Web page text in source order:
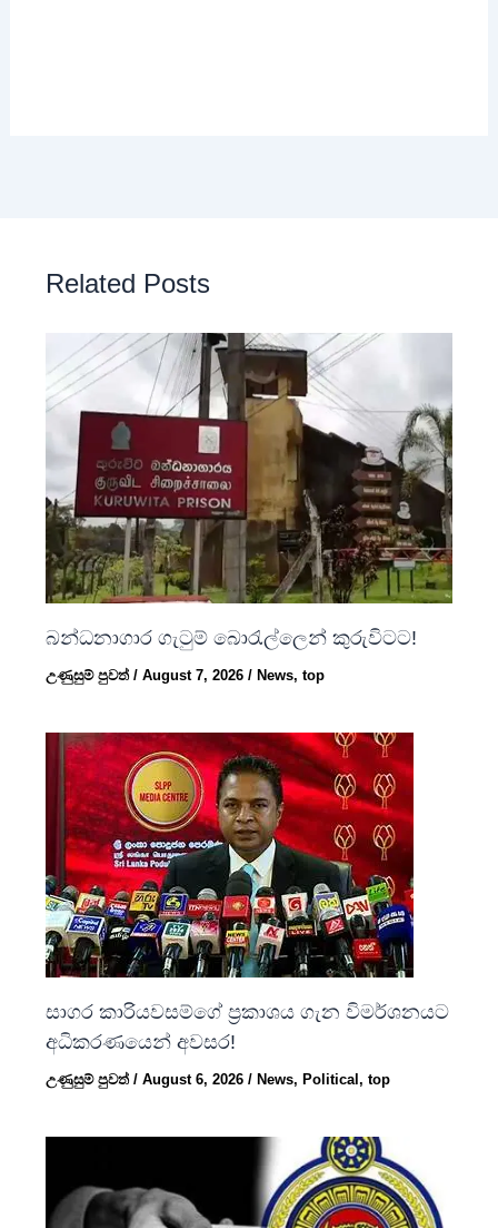
Related Posts
බන්ධනාගාර ගැටුම් බොරැල්ලෙන් කුරුවිටට!
උණුසුම් පුවත්/August 7, 2026/ News,top
සාගර කාරියවසම්ගේ ප්‍රකාශය ගැන විමර්ශනයට
අධිකරණයෙන් අවසර!
උණුසුම් පුවත්/August 6, 2026/News,Political,top